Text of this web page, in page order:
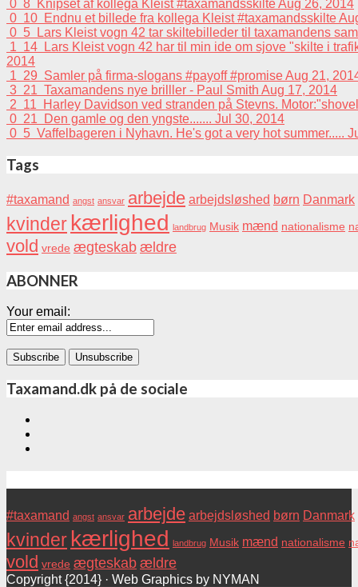
0 8 Knipset af kollega Kleist #taxamandsskilteAug 26, 2014
0 10 Endnu et billede fra kollega Kleist #taxamandsskilte
0 5
Lars Kleist vogn 42 tar skiltebilleder til taxamandens
1 14
Lars Kleist vogn 42 har til min ide om sjove "skilte i
2014
1 29 Samler på firma-slogans #payoff #promiseAug 21,
3 21 Taxamandens nye brilller - Paul Smith Aug 17, 2014
2 11
Harley Davidson ved stranden på Stevns.
0 21 Den gamle og den yngste....... Jul 30, 2014
0 5 Vaffelbageren i Nyhavn. He's got a very hot summer.....
Tags
#taxamand angst ansvar arbejde arbejdsløshed børn Danmark
kvinder kærlighed landbrug Musik mænd nationalisme
vold vrede ægteskabældre
ABONNER
Your email:
Taxamand.dk på de sociale
#taxamand angst ansvar arbejde arbejdsløshed børn Danmark
kvinder kærlighed landbrug Musik mænd nationalisme
vold vrede ægteskabældre
Copyright {2014} · Web Graphics by NYMAN